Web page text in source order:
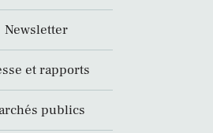
Newsletter
et rapports
publics